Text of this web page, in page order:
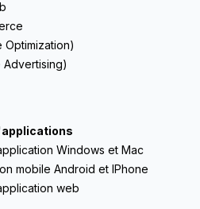
Optimization)
Advertising)
Windows et Mac
mobile Android et IPhone
web